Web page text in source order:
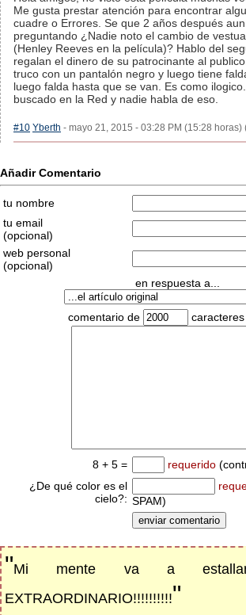
Me gusta prestar atención para encontrar
cuadre o Errores. Se que 2 años después
preguntando ¿Nadie noto el cambio de
(Henley Reeves en la película)? Hablo del
regalan el dinero de su patrocinante al
truco con un pantalón negro y luego tiene
luego falda hasta que se van. Es como
buscado en la Red y nadie habla de eso.
#10 Yberth - mayo 21, 2015 - 03:28 PM (15:28 horas)
Añadir Comentario
tu nombre
tu email
(opcional)
web personal
(opcional)
en respuesta a...
comentario de
8 + 5 = requerido
¿De qué color es el
cielo?: SPAM)
"Mi mente va a
EXTRAORDINARIO!!!!!!!!!!"